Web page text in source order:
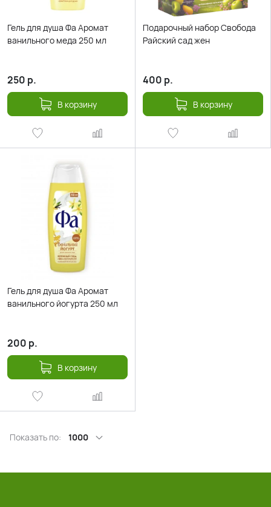
Гель для душа Фа Аромат
ванильного меда 250 мл
250 р.
В корзину
Подарочный набор Свобода
Райский сад жен
400 р.
В корзину
Гель для душа Фа Аромат
ванильного йогурта 250 мл
200 р.
В корзину
Показать по: 1000